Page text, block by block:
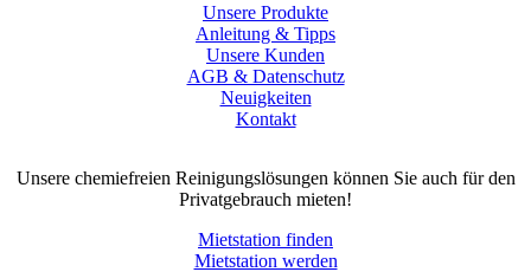
Unsere Produkte
Anleitung & Tipps
Unsere Kunden
AGB & Datenschutz
Neuigkeiten
Kontakt
Unsere chemiefreien Reinigungslösungen können Sie auch für den
Privatgebrauch mieten!
Mietstation finden
Mietstation werden